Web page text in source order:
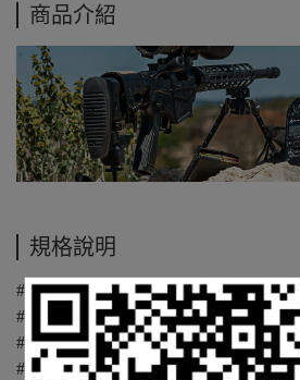
商品介紹
規格說明
# 背光 - 可切換白色/紅色
# 彈道計算器 - Applied Ballistics®
# 電池壽命指示燈
# 數據記錄圖形查看